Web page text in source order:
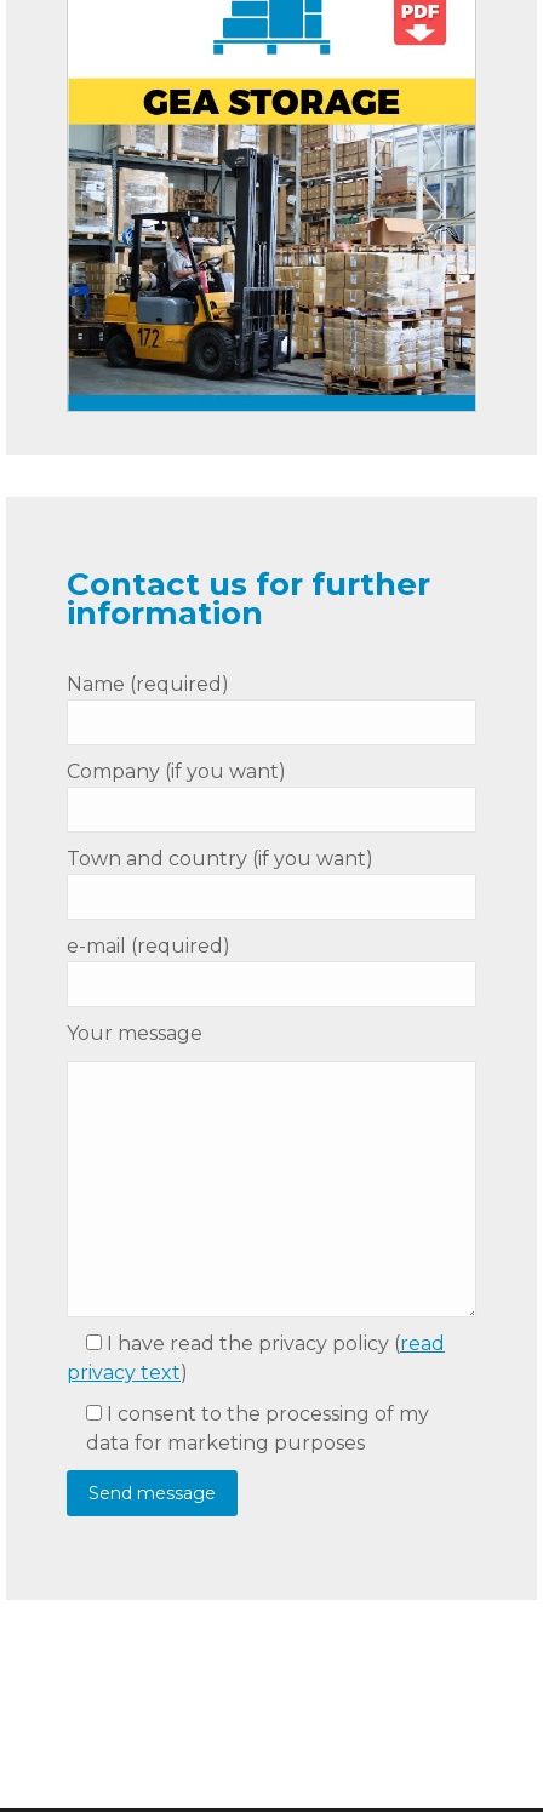
Contact us for further
information
Name (required)
Company (if you want)
Town and country (if you want)
e-mail (required)
Your message
I have read the privacy policy (read
privacy text)
I consent to the processing of my
data for marketing purposes